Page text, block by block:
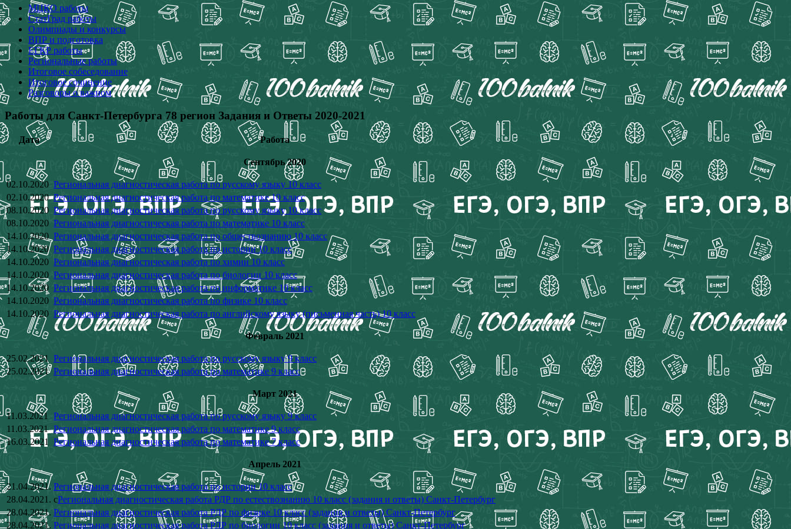
МЦКО работы
СтатГрад работы
Олимпиады и конкурсы
ВПР и подготовка
ЕГКР работы
Региональные работы
Итоговое собеседование
Итоговое сочинение
Разговоры о важном
Работы для Санкт-Петербурга 78 регион Задания и Ответы 2020-2021
Дата Работа
Сентябрь 2020
02.10.2020 Региональная диагностическая работа по русскому языку 10 класс
02.10.2020 Региональная диагностическая работа по математике 10 класс
08.10.2020 Региональная диагностическая работа по русскому языку 10 класс
08.10.2020 Региональная диагностическая работа по математике 10 класс
14.10.2020 Региональная диагностическая работа по обществознанию 10 класс
14.10.2020 Региональная диагностическая работа по истории 10 класс
14.10.2020 Региональная диагностическая работа по химии 10 класс
14.10.2020 Региональная диагностическая работа по биологии 10 класс
14.10.2020 Региональная диагностическая работа по информатике 10 класс
14.10.2020 Региональная диагностическая работа по физике 10 класс
14.10.2020 Региональная диагностическая работа по английскому языку (письменная часть) 10 класс
Февраль 2021
25.02.2021 Региональная диагностическая работа по русскому языку 9 класс
25.02.2021 Региональная диагностическая работа по математике 9 класс
Март 2021
11.03.2021 Региональная диагностическая работа по русскому языку 9 класс
11.03.2021 Региональная диагностическая работа по математике 9 класс
16.03.2021 Региональная диагностическая работа по математике 7 класс
Апрель 2021
21.04.2021. Региональная диагностическая работа по истории 10 класс
28.04.2021. сРегиональная диагностическая работа РДР по естествознанию 10 класс (задания и ответы) Санкт-Петербург
28.04.2021. Региональная диагностическая работа РДР по физике 10 класс (задания и ответы) Санкт-Петербург
28.04.2021. Региональная диагностическая работа РДР по биологии 10 класс (задания и ответы) Санкт-Петербург